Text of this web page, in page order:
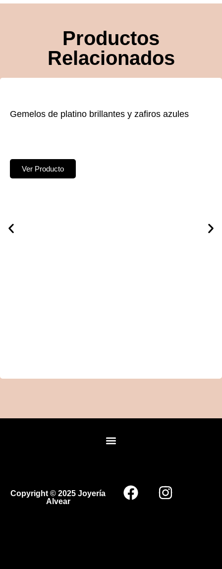
Productos
Relacionados
Gemelos de platino brillantes y zafiros azules
Ver Producto
Copyright © 2025 Joyería
Alvear